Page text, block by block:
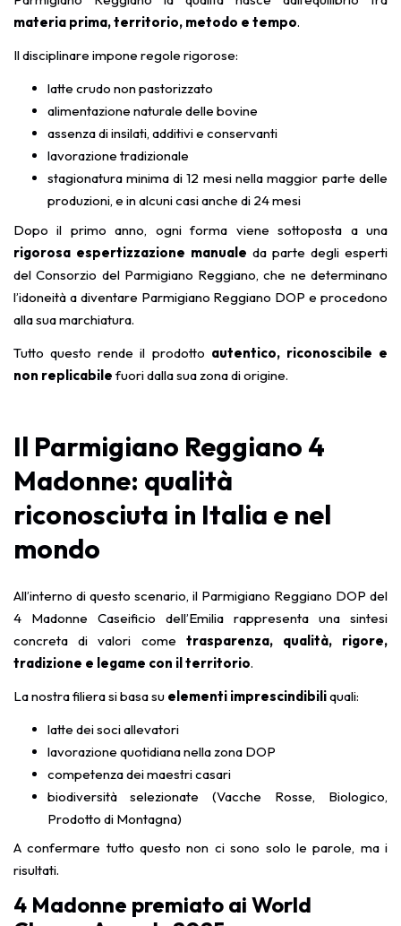
materia prima, territorio, metodo e tempo.
Il disciplinare impone regole rigorose:
latte crudo non pastorizzato
alimentazione naturale delle bovine
assenza di insilati, additivi e conservanti
lavorazione tradizionale
stagionatura minima di 12 mesi nella maggior parte delle
produzioni, e in alcuni casi anche di 24 mesi
Dopo il primo anno, ogni forma viene sottoposta a una
rigorosa espertizzazione manuale da parte degli esperti
del Consorzio del Parmigiano Reggiano, che ne determinano
l’idoneità a diventare Parmigiano Reggiano DOP e procedono
alla sua marchiatura.
Tutto questo rende il prodotto autentico, riconoscibile e
non replicabile fuori dalla sua zona di origine.
Il Parmigiano Reggiano 4
Madonne: qualità
riconosciuta in Italia e nel
mondo
All’interno di questo scenario, il Parmigiano Reggiano DOP del
4 Madonne Caseificio dell’Emilia rappresenta una sintesi
concreta di valori come trasparenza, qualità, rigore,
tradizione e legame con il territorio.
La nostra filiera si basa su elementi imprescindibiliquali:
latte dei soci allevatori
lavorazione quotidiana nella zona DOP
competenza dei maestri casari
biodiversità selezionate (Vacche Rosse, Biologico,
Prodotto di Montagna)
A confermare tutto questo non ci sono solo le parole, ma i
risultati.
4 Madonne premiato ai World